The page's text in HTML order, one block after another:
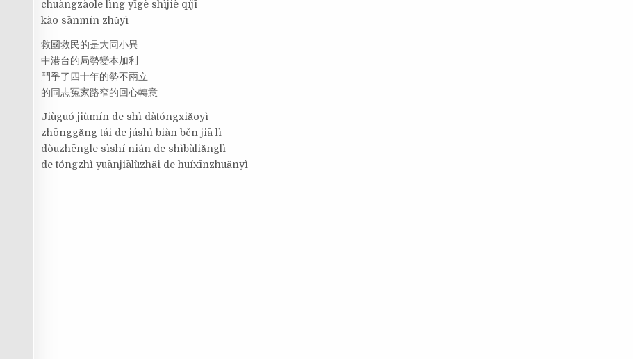
chuàngzàole lìng yīgè shìjiè qíjī
kào sānmín zhǔyì
救國救民的是大同小異
中港台的局勢變本加利
鬥爭了四十年的勢不兩立
的同志冤家路窄的回心轉意
Jiùguó jiùmín de shì dàtóngxiǎoyì
zhōnggǎng tái de júshì biàn běn jiā lì
dòuzhēngle sìshí nián de shìbùliǎnglì
de tóngzhì yuānjiālùzhǎi de huíxīnzhuǎnyì